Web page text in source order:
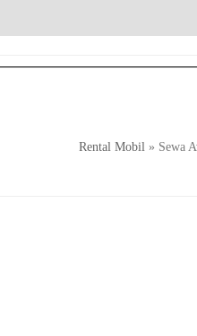
Rental Mobil » Sewa